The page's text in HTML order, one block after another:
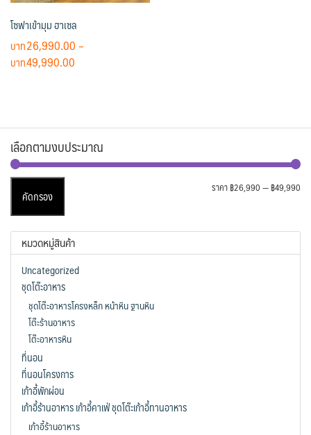
โซฟาเข้ามุม ฮาเซล
26,990.00–
49,990.00
฿49,990.00
variants.
The
may
be
chosen
the
product
เลือกตามงบประมาณ
คัดกรอง
ราคา฿26,990—฿49,990
หมวดหมู่สินค้า
Uncategorized
ชุดโต๊ะอาหาร
ชุดโต๊ะอาหารโครงหล็ก หน้าหิน ฐานหิน
โต๊ะร้านอาหาร
โต๊ะอาหารหิน
ที่นอน
ที่นอนโครงการ
เก้าอี้พักผ่อน
เก้าอี้ร้านอาหาร เก้าอี้คาเฟ่ ชุดโต๊ะเก้าอี้ทานอาหาร
เก้าอี้ร้านอาหาร